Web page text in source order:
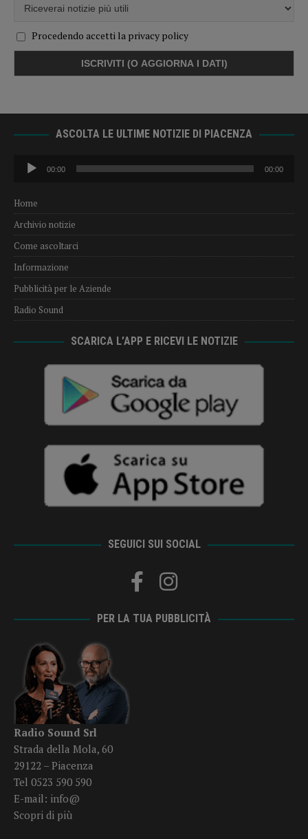
Procedendo accetti la privacy policy
ASCOLTA LE ULTIME NOTIZIE DI PIACENZA
Audio
Player
00:00 00:00
Home
Archivio notizie
Come ascoltarci
Informazione
Pubblicità per le Aziende
Radio Sound
SCARICA L’APP E RICEVI LE NOTIZIE
SEGUICI SUI SOCIAL
PER LA TUA PUBBLICITÀ
Radio Sound Srl
Strada della Mola, 60
29122 – Piacenza
Tel 0523 590 590
E-mail: info@
Scopri di più